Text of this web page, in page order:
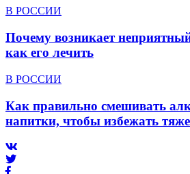
В РОССИИ
Почему возникает
как его лечить
В РОССИИ
Как правильно смешивать
напитки, чтобы избежать